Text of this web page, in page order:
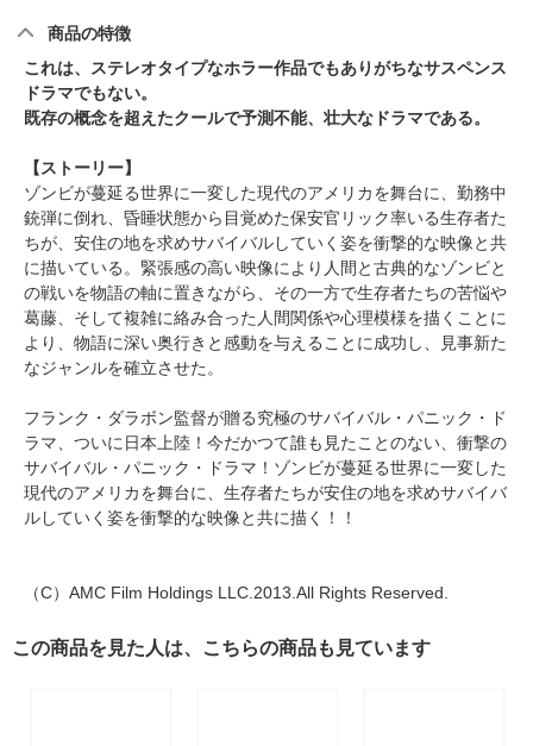
商品の特徴
これは、ステレオタイプなホラー作品でもありがちなサスペンス
ドラマでもない。
既存の概念を超えたクールで予測不能、壮大なドラマである。
【ストーリー】
ゾンビが蔓延る世界に一変した現代のアメリカを舞台に、勤務中
銃弾に倒れ、昏睡状態から目覚めた保安官リック率いる生存者た
ちが、安住の地を求めサバイバルしていく姿を衝撃的な映像と共
に描いている。緊張感の高い映像により人間と古典的なゾンビと
の戦いを物語の軸に置きながら、その一方で生存者たちの苦悩や
葛藤、そして複雑に絡み合った人間関係や心理模様を描くことに
より、物語に深い奥行きと感動を与えることに成功し、見事新た
なジャンルを確立させた。
フランク・ダラボン監督が贈る究極のサバイバル・パニック・ド
ラマ、ついに日本上陸！今だかつて誰も見たことのない、衝撃の
サバイバル・パニック・ドラマ！ゾンビが蔓延る世界に一変した
現代のアメリカを舞台に、生存者たちが安住の地を求めサバイバ
ルしていく姿を衝撃的な映像と共に描く！！
（C）AMC Film Holdings LLC.2013.All Rights Reserved.
この商品を見た人は、こちらの商品も見ています